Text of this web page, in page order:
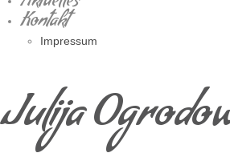
Kontakt
Impressum
Julija